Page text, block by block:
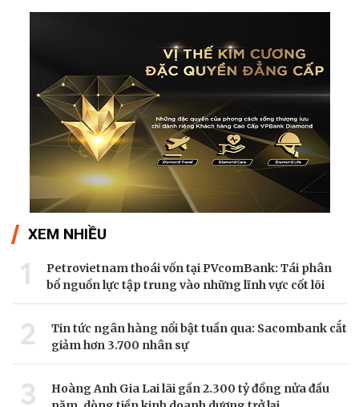
XEM NHIỀU
1
Petrovietnam thoái vốn tại PVcomBank: Tái phân
bổ nguồn lực tập trung vào những lĩnh vực cốt lõi
2
Tin tức ngân hàng nổi bật tuần qua: Sacombank cắt
giảm hơn 3.700 nhân sự
3
Hoàng Anh Gia Lai lãi gần 2.300 tỷ đồng nửa đầu